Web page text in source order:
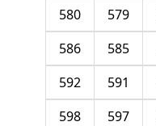
579
580
585
586
591
592
597
598